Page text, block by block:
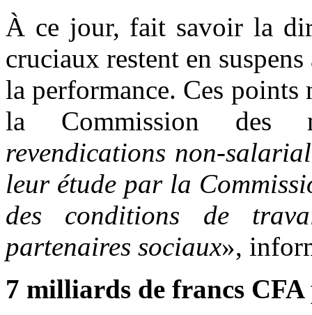
À ce jour, fait savoir la
cruciaux restent en
la performance. Ces points
la Commission des
revendications non-
leur étude par la C
des conditions de
partenaires sociaux»,
7 milliards de francs